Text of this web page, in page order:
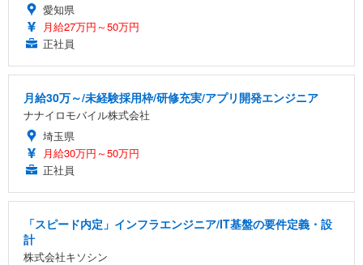
愛知県
月給27万円～50万円
正社員
月給30万～/未経験採用枠/研修充実/アプリ開発エンジニア
ナナイロモバイル株式会社
埼玉県
月給30万円～50万円
正社員
「スピード内定」インフラエンジニア/IT基盤の要件定義・設
計
株式会社キソシン